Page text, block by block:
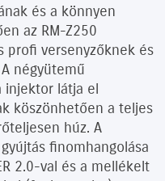
és a könnyen
az RM-Z250
profi versenyzőknek és
négyütemű
injektor látja el
köszönhetően a teljes
húz. A
finomhangolása
2.0-val és a mellékelt